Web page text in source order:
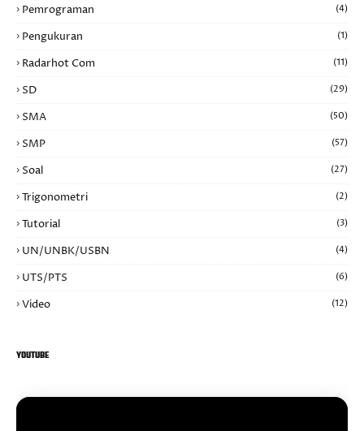
Pemrograman (4)
Pengukuran (1)
Radarhot Com (11)
SD (29)
SMA (50)
SMP (57)
Soal (27)
Trigonometri (2)
Tutorial (3)
UN/UNBK/USBN (4)
UTS/PTS (6)
Video (12)
YOUTUBE